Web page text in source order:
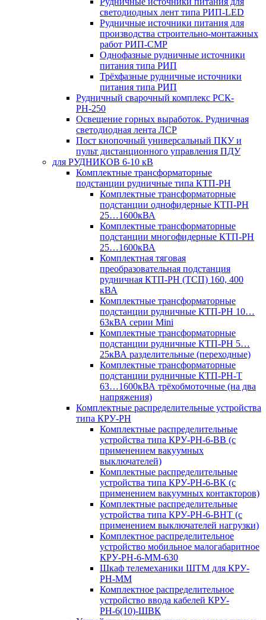
светодиодных лент типа РИП-LED
Рудничные источники питания для
производства строительно-монтажных
работ РИП-СМР
Однофазные рудничные источники
питания типа РИП
Трёхфазные рудничные источники
питания типа РИП
Рудничный сварочный комплекс РСК-
РН-250
Освещение горных выработок. Рудничная
светодиодная лента ЛСР
Пост кнопочный универсальный ПКУ и
пульт дистанционного управления ПДУ
для РУДНИКОВ 6-10 кВ
Комплектные трансформаторные
подстанции рудничные типа КТП-РН
Комплектные трансформаторные
подстанции однофидерные КТП-РН
25…1600кВА
Комплектные трансформаторные
подстанции многофидерные КТП-РН
25…1600кВА
Комплектная тяговая
преобразовательная подстанция
рудничная КТП-РН (ТСП) 160, 400
кВА
Комплектные трансформаторные
подстанции рудничные КТП-РН 10…
63кВА серии Mini
Комплектные трансформаторные
подстанции рудничные КТП-РН 5…
25кВА разделительные (переходные)
Комплектные трансформаторные
подстанции рудничные КТП-РН-Т
63…1600кВА трёхобмоточные (на два
напряжения)
Комплектные распределительные устройства
типа КРУ-РН
Комплектные распределительные
устройства типа КРУ-РН-6-ВВ (с
применением вакуумных
выключателей)
Комплектные распределительные
устройства типа КРУ-РН-6-ВК (с
применением вакуумных контакторов)
Комплектные распределительные
устройства типа КРУ-РН-6-ВНТ (с
применением выключателей нагрузки)
Комплектное распределительное
устройство мобильное малогабаритное
КРУ-РН-6-ММ-630
Шкаф телемеханики ШТМ для КРУ-
РН-ММ
Комплектное распределительное
устройство ввода кабелей КРУ-
РН-6(10)-ШВК